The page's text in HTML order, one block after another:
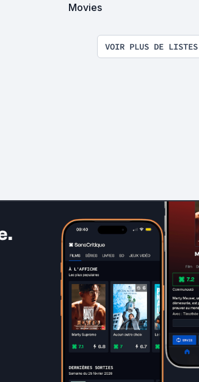
Movies
VOIR PLUS DE LISTES